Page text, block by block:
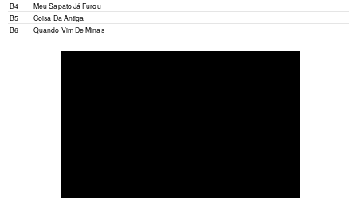
B4
Meu Sapato Já Furou
B5
Coisa Da Antiga
B6
Quando Vim De Minas